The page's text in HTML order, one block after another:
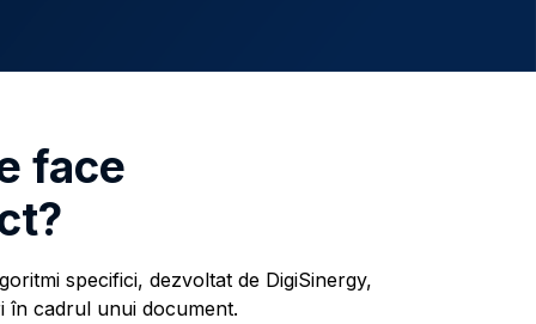
face
specifici, dezvoltat de DigiSinergy,
în cadrul unui document.